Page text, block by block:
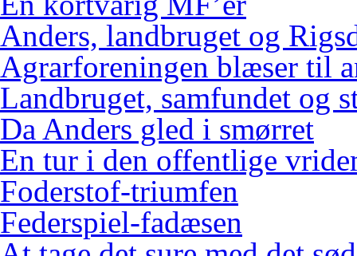
Anders, landbruget og
Agrarforeningen blæser til
Landbruget, samfundet og
Da Anders gled i smørret
En tur i den offentlige
Foderstof-triumfen
Federspiel-fadæsen